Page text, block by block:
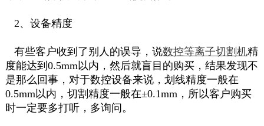
2、设备精度
有些客户收到了别人的误导，说数控等离子切割机精
度能达到0.5mm以内，然后就盲目的购买，结果发现不
是那么回事，对于数控设备来说，划线精度一般在
0.5mm以内，切割精度一般在±0.1mm，所以客户购买
时一定要多打听，多询问。